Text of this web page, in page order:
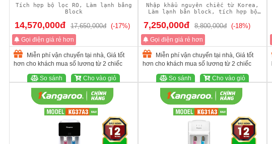
Tích hợp bộ lọc RO, Làm lạnh bằng
Block
14,570,000đ 17,650,000đ (-17%)
Gọi điện giá rẻ hơn
Miễn phí vận chuyển tại nhà, Giá tốt
hơn cho khách mua số lượng từ 2 chiếc
So sánh Cho vào giỏ
Nhập khẩu nguyên chiếc từ Korea,
Làm lạnh bằn block, tích hợp bộ
7,250,000đ 8,800,000đ (-18%)
Gọi điện giá rẻ hơn
Miễn phí vận chuyển tại nhà, Giá tốt
hơn cho khách mua số lượng từ 2 chiếc
So sánh Cho vào giỏ